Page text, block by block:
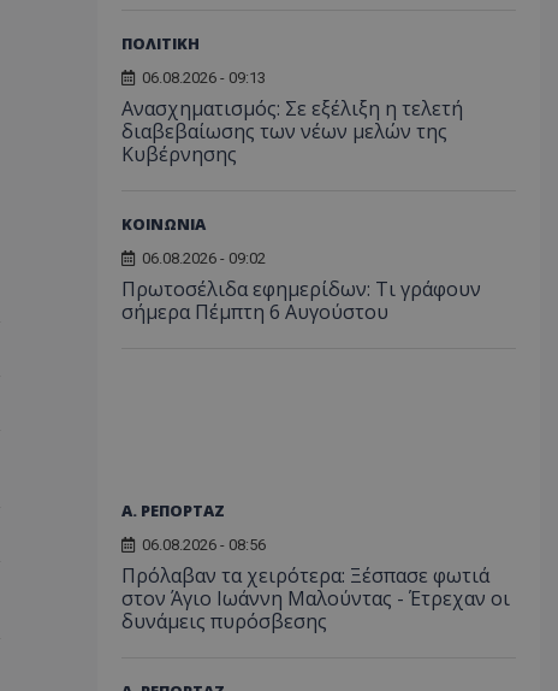
ΠΟΛΙΤΙΚΗ
06.08.2026 - 09:13
Ανασχηματισμός: Σε εξέλιξη η τελετή
διαβεβαίωσης των νέων μελών της
Κυβέρνησης
ΚΟΙΝΩΝΙΑ
06.08.2026 - 09:02
Πρωτοσέλιδα εφημερίδων: Τι γράφουν
σήμερα Πέμπτη 6 Αυγούστου
Α. ΡΕΠΟΡΤΑΖ
06.08.2026 - 08:56
Πρόλαβαν τα χειρότερα: Ξέσπασε φωτιά
στον Άγιο Ιωάννη Μαλούντας - Έτρεχαν οι
δυνάμεις πυρόσβεσης